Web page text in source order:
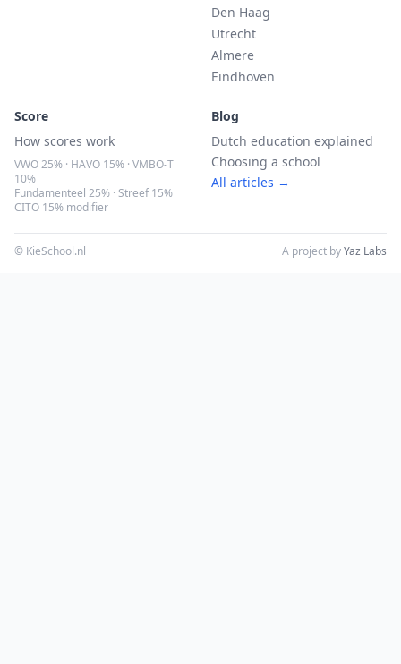
Den Haag
Utrecht
Almere
Eindhoven
Score
How scores work
VWO 25% · HAVO 15% · VMBO-T
10%
Fundamenteel 25% · Streef 15%
CITO 15% modifier
Blog
Dutch education explained
Choosing a school
All articles →
© KieSchool.nl A project byYaz Labs